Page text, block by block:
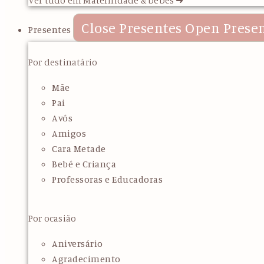
Presentes Close Presentes Open
Por destinatário
Mãe
Pai
Avós
Amigos
Cara Metade
Bebé e Criança
Professoras e Educadoras
Por ocasião
Aniversário
Agradecimento